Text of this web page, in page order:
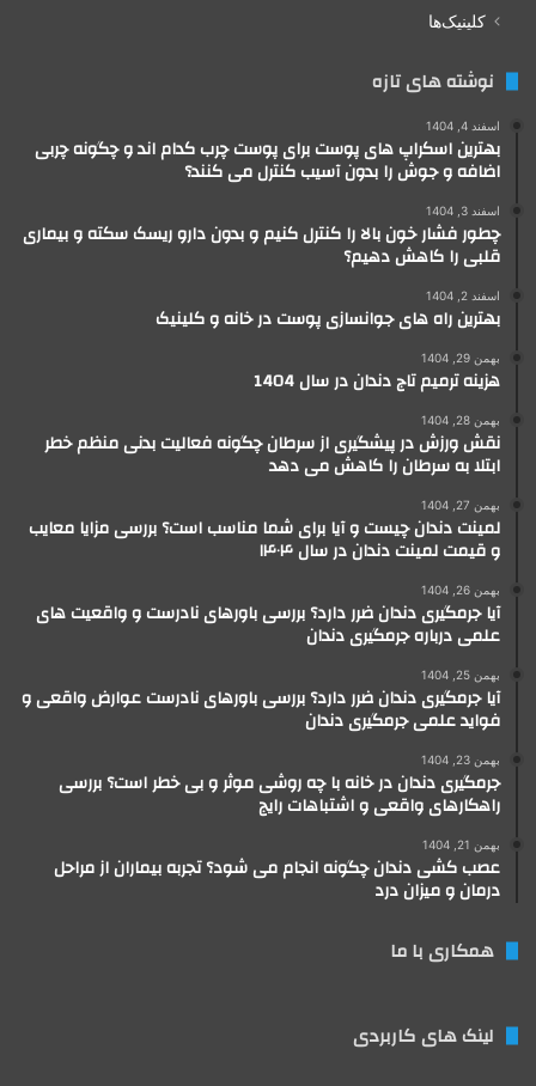
کلینیک‌ها
نوشته های تازه
اسفند 4, 1404
بهترین اسکراپ های پوست برای پوست چرب کدام اند و چگونه چربی
اضافه و جوش را بدون آسیب کنترل می کنند؟
اسفند 3, 1404
چطور فشار خون بالا را کنترل کنیم و بدون دارو ریسک سکته و بیماری
قلبی را کاهش دهیم؟
اسفند 2, 1404
بهترین راه های جوانسازی پوست در خانه و کلینیک
بهمن 29, 1404
هزینه ترمیم تاج دندان در سال 1404
بهمن 28, 1404
نقش ورزش در پیشگیری از سرطان چگونه فعالیت بدنی منظم خطر
ابتلا به سرطان را کاهش می دهد
بهمن 27, 1404
لمینت دندان چیست و آیا برای شما مناسب است؟ بررسی مزایا معایب
و قیمت لمینت دندان در سال ۱۴۰۴
بهمن 26, 1404
آیا جرمگیری دندان ضرر دارد؟ بررسی باورهای نادرست و واقعیت های
علمی درباره جرمگیری دندان
بهمن 25, 1404
آیا جرمگیری دندان ضرر دارد؟ بررسی باورهای نادرست عوارض واقعی و
فواید علمی جرمگیری دندان
بهمن 23, 1404
جرمگیری دندان در خانه با چه روشی موثر و بی خطر است؟ بررسی
راهکارهای واقعی و اشتباهات رایج
بهمن 21, 1404
عصب کشی دندان چگونه انجام می شود؟ تجربه بیماران از مراحل
درمان و میزان درد
همکاری با ما
لینک های کاربردی